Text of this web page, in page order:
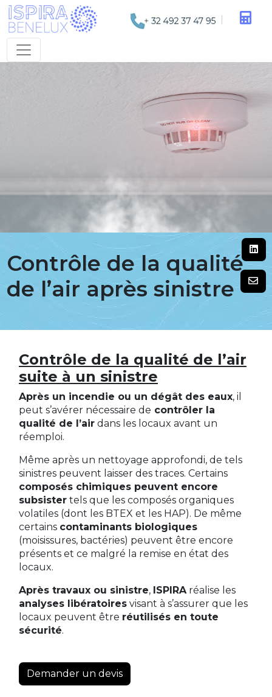
Contrôle de la qualité
de l’air après sinistre
Contrôle de la qualité de l’air
suite à un sinistre
Après un incendie ou un dégât des eaux, il
peut s’avérer nécessaire de contrôler la
qualité de l’air dans les locaux avant un
réemploi.
Même après un nettoyage approfondi, de tels
sinistres peuvent laisser des traces. Certains
composés chimiques peuvent encore
subsister tels que les composés organiques
volatiles (dont les BTEX et les HAP). De même
certains contaminants biologiques
(moisissures, bactéries) peuvent être encore
présents et ce malgré la remise en état des
locaux.
Après travaux ou sinistre, ISPIRAréalise les
analyses libératoires visant à s’assurer que les
locaux peuvent être réutilisés en toute
sécurité.
Demander un devis